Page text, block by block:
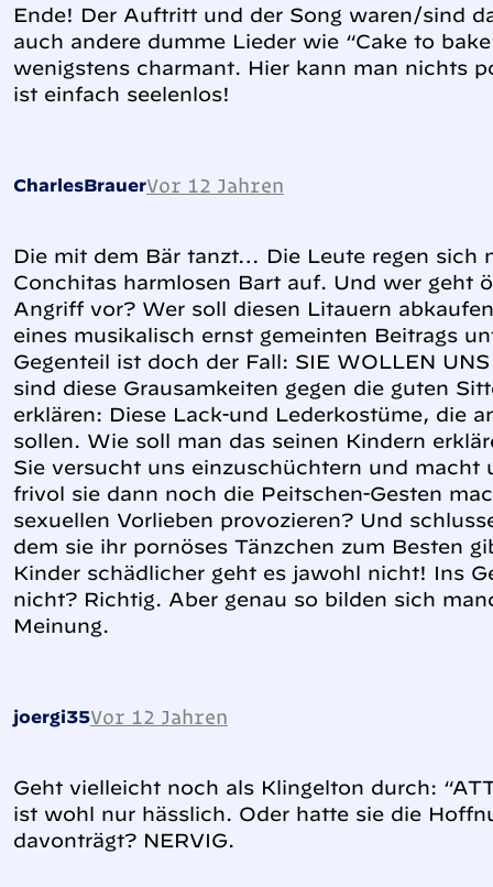
Ende! Der Auftritt und der Song waren/sind
auch andere dumme Lieder wie “Cake to
wenigstens charmant. Hier kann man nichts
ist einfach seelenlos!
CharlesBrauerVor 12 Jahren
Die mit dem Bär tanzt… Die Leute regen sich
Conchitas harmlosen Bart auf. Und wer geht
Angriff vor? Wer soll diesen Litauern
eines musikalisch ernst gemeinten Beitrags
Gegenteil ist doch der Fall: SIE WOLLEN
sind diese Grausamkeiten gegen die guten
erklären: Diese Lack-und Lederkostüme, die
sollen. Wie soll man das seinen Kindern
Sie versucht uns einzuschüchtern und macht
frivol sie dann noch die Peitschen-Gesten
sexuellen Vorlieben provozieren? Und
dem sie ihr pornöses Tänzchen zum Besten
Kinder schädlicher geht es jawohl nicht! Ins
nicht? Richtig. Aber genau so bilden sich
Meinung.
joergi35Vor 12 Jahren
Geht vielleicht noch als Klingelton durch:
ist wohl nur hässlich. Oder hatte sie die
davonträgt? NERVIG.